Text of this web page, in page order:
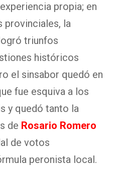
propia; en
la
triunfos
históricos
el sinsabor quedó en
fue esquiva a los
y quedó tanto la
de Rosario Romero
de votos
peronista local.